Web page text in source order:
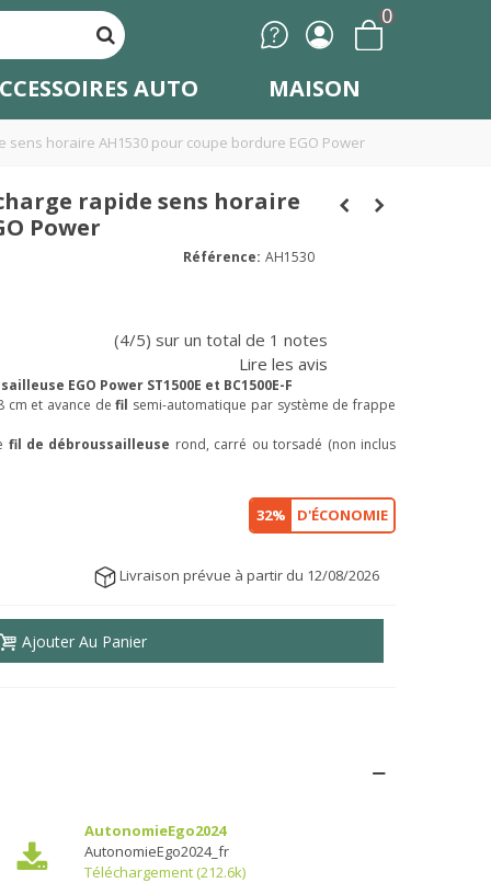
0
AUTO MAISON
horaire AH1530 pour coupe bordure EGO Power
rapide sens horaire
Power
Référence: AH1530
(4/5) sur un total de 1 notes
Lire les avis
EGO Power ST1500E et BC1500E-F
cm et avance defil semi-automatique par système de frappe
fil de débroussailleuse rond, carré ou torsadé (non inclus
32% D'ÉCONOMIE
Livraison prévue à partir du 12/08/2026
Ajouter Au Panier
AutonomieEgo2024
AutonomieEgo2024_fr
Téléchargement (212.6k)